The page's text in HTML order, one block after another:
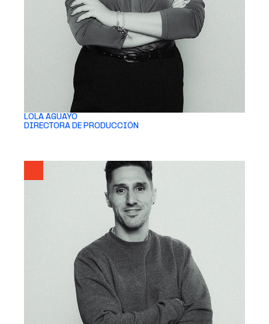
LOLA AGUAYO
DIRECTORA DE PRODUCCIÓN